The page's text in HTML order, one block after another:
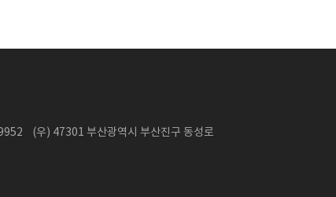
(우) 47301 부산광역시 부산진구 동성로